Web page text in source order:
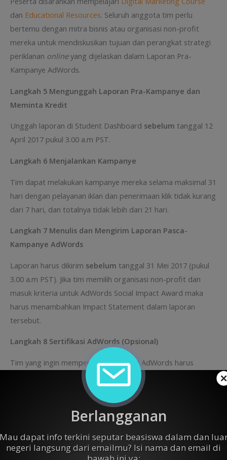
dan Educational Resources. Seluruh anggota tim perlu
bertemu dengan mitra bisnis atau organisasi non-profit
mereka untuk mendiskusikan tujuan dan perangkat strategi
periklanan onlineyang dijelaskan dalam Laporan Pra-
Kampanye AdWords.
Langkah 5 Mengunggah Laporan Pra-Kampanye dan
Meminta Kredit
Unggah laporan di Student Dashboard sebelum tanggal 12
April 2017 pukul 3.00 a.m PST.
Langkah 6 Menjalankan Kampanye
Tim dapat melakukan kampanye mereka selama maksimal 31
hari dengan pelayanan iklan dan penerimaan klik tidak kurang
dari 7 hari, dan totalnya tidak lebih dari 21 hari.
Langkah 7 Menulis dan Mengirim Laporan Pasca-
Kampanye AdWords
Laporan harus dikirim sebelum tanggal 31 Mei 2017 (pukul
3.00 a.m PST). Jika tim memilih organisasi non-profit dan
masuk kriteria untuk AdWords Social Impact Award maka
harus menambahkan Impact Statement dalam laporan
tersebut.
Langkah 8 Sertifikasi AdWords (Opsional)
Tim yang ingin memperoleh Sertifikasi AdWords harus
memberi tanda cek pada Student Dashboard. Seluruh
anggota harus tersertifikasisebelum31 Mei 2017 (pukul
3.00 a.m PST). Pelajari persyaratannya di
Certification Guidelines
Seluruh hasil penjurian akan diumumkan pada Juli atau
Agustus 2017.
Berlangganan
dapat info terkini seputar beasiswa dalam dan
negeri langsung dari emailmu? Isi nama dan email di